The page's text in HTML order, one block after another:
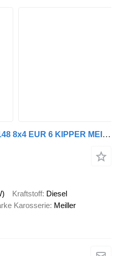
Mercedes-Benz AROCS 4148 8x4 EUR 6 KIPPER MEILLER BORDMATIK
Kraftstoff Diesel
Karosserie Meiller